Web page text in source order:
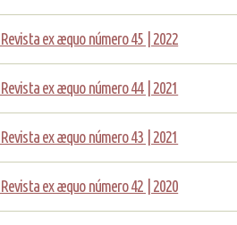
Revista ex æquo número 45 | 2022
Revista ex æquo número 44 | 2021
Revista ex æquo número 43 | 2021
Revista ex æquo número 42 | 2020